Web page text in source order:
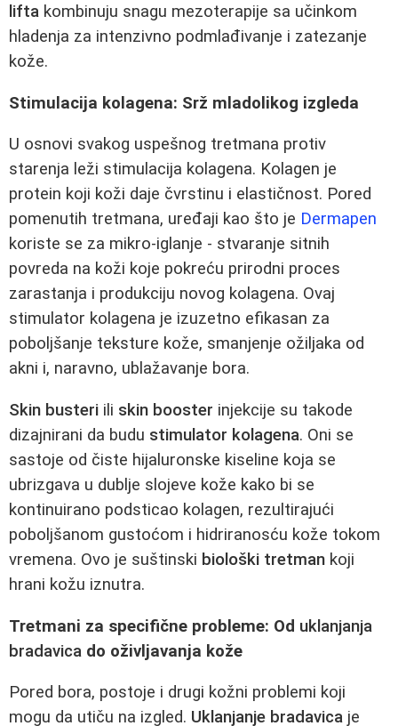
lifta kombinuju snagu mezoterapije sa učinkom
hladenja za intenzivno podmlađivanje i zatezanje
kože.
Stimulacija kolagena: Srž mladolikog izgleda
U osnovi svakog uspešnog tretmana protiv
starenja leži stimulacija kolagena. Kolagen je
protein koji koži daje čvrstinu i elastičnost. Pored
pomenutih tretmana, uređaji kao što je Dermapen
koriste se za mikro-iglanje - stvaranje sitnih
povreda na koži koje pokreću prirodni proces
zarastanja i produkciju novog kolagena. Ovaj
stimulator kolagena je izuzetno efikasan za
poboljšanje teksture kože, smanjenje ožiljaka od
akni i, naravno, ublažavanje bora.
Skin busteri ili skin booster injekcije su takode
dizajnirani da budu stimulator kolagena. Oni se
sastoje od čiste hijaluronske kiseline koja se
ubrizgava u dublje slojeve kože kako bi se
kontinuirano podsticao kolagen, rezultirajući
poboljšanom gustoćom i hidriranosću kože tokom
vremena. Ovo je suštinski biološki tretman koji
hrani kožu iznutra.
Tretmani za specifične probleme: Od uklanjanja
bradavica do oživljavanja kože
Pored bora, postoje i drugi kožni problemi koji
mogu da utiču na izgled. Uklanjanje bradavica je